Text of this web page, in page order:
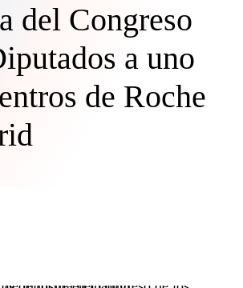
del Congreso
a uno
de Roche